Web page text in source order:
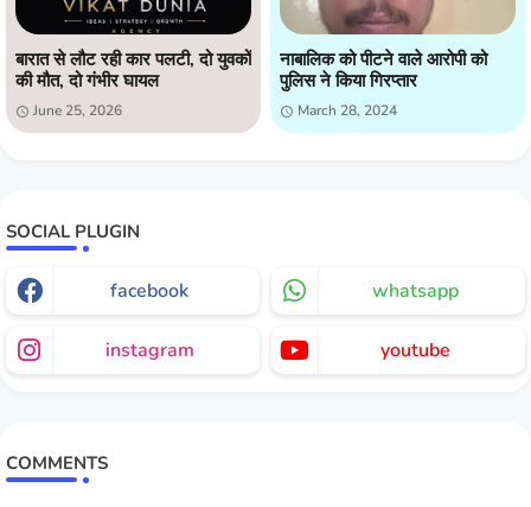
बारात से लौट रही कार पलटी, दो युवकों
की मौत, दो गंभीर घायल
June 25, 2026
नाबालिक को पीटने वाले आरोपी को
पुलिस ने किया गिरप्तार
March 28, 2024
SOCIAL PLUGIN
facebook whatsapp
instagram youtube
COMMENTS